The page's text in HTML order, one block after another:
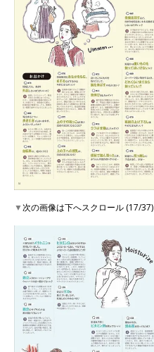
▼次の画像は下へスクロール (17/37)